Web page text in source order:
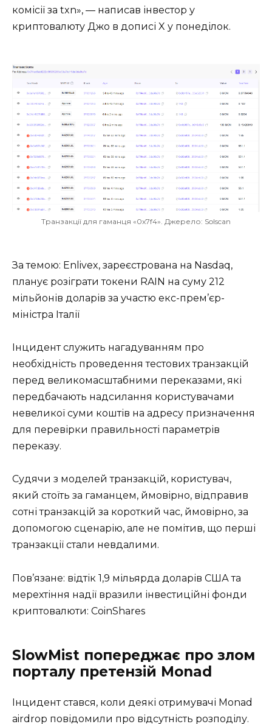
комісії за txn», — написав інвестор у
криптовалюту Джо в дописі X у понеділок.
Транзакції для гаманця «0x7f4». Джерело: Solscan
За темою: Enlivex, зареєстрована на Nasdaq,
планує розіграти токени RAIN на суму 212
мільйонів доларів за участю екс-прем’єр-
міністра Італії
Інцидент служить нагадуванням про
необхідність проведення тестових транзакцій
перед великомасштабними переказами, які
передбачають надсилання користувачами
невеликої суми коштів на адресу призначення
для перевірки правильності параметрів
переказу.
Судячи з моделей транзакцій, користувач,
який стоїть за гаманцем, ймовірно, відправив
сотні транзакцій за короткий час, ймовірно, за
допомогою сценарію, але не помітив, що перші
транзакції стали невдалими.
Пов’язане: відтік 1,9 мільярда доларів США та
мерехтіння надії вразили інвестиційні фонди
криптовалюти: CoinShares
SlowMist попереджає про злом
порталу претензій Monad
Інцидент стався, коли деякі отримувачі Monad
airdrop повідомили про відсутність розподілу.